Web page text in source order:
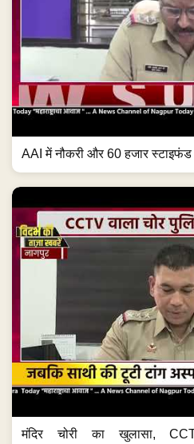
AAI में नौकरी और 60 हजार स्टाइफंड
मंदिर चोरी का खुलासा,